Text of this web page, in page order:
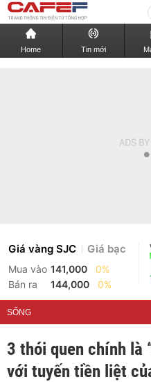
Home Tin mới
Giá vàng SJC Giá bạc
Mua vào 141,000
0%
Bán ra
144,000 0%
SỐNG
3 thói quen chính là
với tuyến tiền liệt